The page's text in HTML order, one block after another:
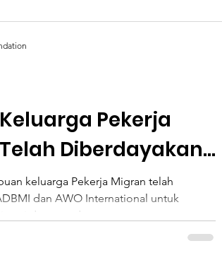
Pekerja
Diberdayakan
AWO
Untuk
Remi
keluarga Pekerja Migran telah
dan AWO International untuk
dan mendorong...